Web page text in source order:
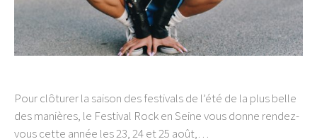
Pour clôturer la saison des festivals de l’été de la plus belle
des manières, le Festival Rock en Seine vous donne rendez-
vous cette année les 23, 24 et 25 août,…